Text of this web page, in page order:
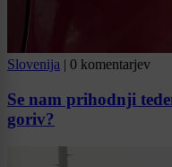
Slovenija | 0 komentarjev
Se nam prihodnji
goriv?